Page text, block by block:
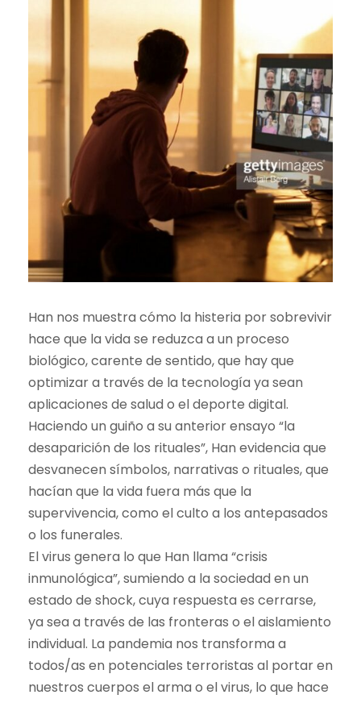
Han nos muestra cómo la histeria por sobrevivir
hace que la vida se reduzca a un proceso
biológico, carente de sentido, que hay que
optimizar a través de la tecnología ya sean
aplicaciones de salud o el deporte digital.
Haciendo un guiño a su anterior ensayo “la
desaparición de los rituales”, Han evidencia que
desvanecen símbolos, narrativas o rituales, que
hacían que la vida fuera más que la
supervivencia, como el culto a los antepasados
o los funerales.
El virus genera lo que Han llama “crisis
inmunológica”, sumiendo a la sociedad en un
estado de shock, cuya respuesta es cerrarse,
ya sea a través de las fronteras o el aislamiento
individual. La pandemia nos transforma a
todos/as en potenciales terroristas al portar en
nuestros cuerpos el arma o el virus, lo que hace